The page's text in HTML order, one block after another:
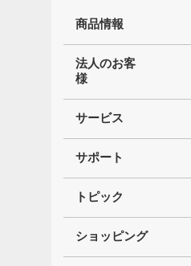
商品情報
法人のお客
様
サービス
サポート
トピック
ショッピング